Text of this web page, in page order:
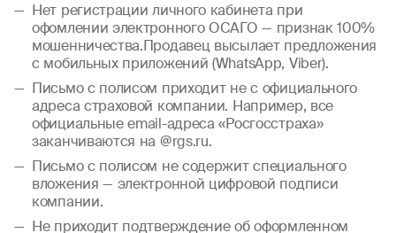
Нет регистрации личного кабинета при
офомлении электронного ОСАГО — признак 100%
мошенничества.Продавец высылает предложения
с мобильных приложений (WhatsApp, Viber).
Письмо с полисом приходит не с официального
адреса страховой компании. Например, все
официальные email-адреса «Росгосстраха»
заканчиваются на @rgs.ru.
Письмо с полисом не содержит специального
вложения — электронной цифровой подписи
компании.
Не приходит подтверждение об оформленном